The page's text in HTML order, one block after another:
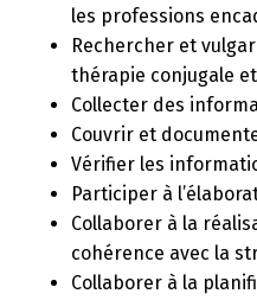
les professions
Rechercher et
thérapie conjugale
Collecter des
Couvrir et
Vérifier les
Participer à
Collaborer à la
cohérence avec la
Collaborer à la